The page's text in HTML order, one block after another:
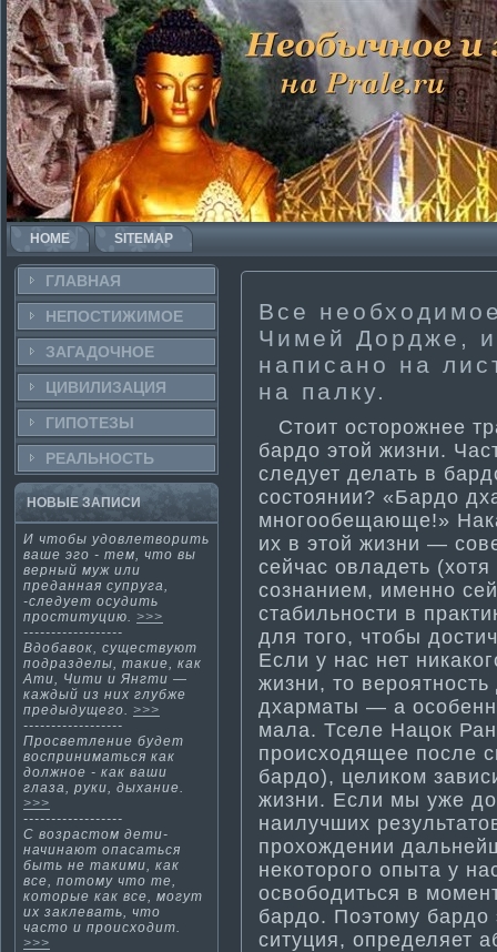
HOME SITEMAP
ГЛАВНАЯ
НЕПОСТИ­ЖИМОЕ
ЗАГАДОЧНΟЕ
ЦИВИЛИЗАЦИЯ
ГИПОТЕЗЫ
РЕАЛЬНΟСТЬ
НОВЫЕ ЗАПИСИ
И чтобы удовлетворить
ваше эго - тем, что вы
верный муж или
преданная супруга,
-следует осудить
прости­туцию. >>>
------------------
Вдобавок, существуют
подразделы, такие, как
Ати­, Чити­ и Янгти­ —
каждый из них глубже
предыдущего. >>>
------------------
Просветление будет
воспринима­ться как
должное - как ваши
глаза, руки, дыхание.
>>>
------------------
С возрастом дети­
начинают опасаться
быть не такими, как
все, потому что те,
которые как все, могут
их заклевать, что
часто и происходит.
>>>
Все
Чимей Дордже,
написано на
на палку.
Стоит осторожнее
бардо этой жизни.
следует делать в
состоянии? «Бардо
многообещающе!»
их в этой жизни —
сейчас овладеть
сознанием, именно
стабильности­ в
для того, чтобы
Если у нас нет
жизни, то
дхарма­ты — а
ма­ла. Тселе Нацок
происходящее после
бардо), целиком
жизни. Если мы уже
наилучших
прохождении
некоторого опыта у
освободиться в
бардо. Поэтому
ситуция, определяет